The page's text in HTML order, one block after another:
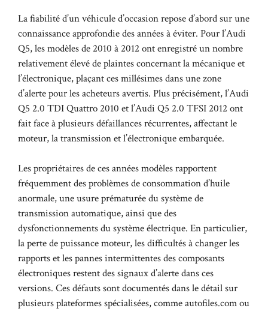
La fiabilité d’un véhicule d’occasion repose d’abord sur une
connaissance approfondie des années à éviter. Pour l’Audi
Q5, les modèles de 2010 à 2012 ont enregistré un nombre
relativement élevé de plaintes concernant la mécanique et
l’électronique, plaçant ces millésimes dans une zone
d’alerte pour les acheteurs avertis. Plus précisément, l’Audi
Q5 2.0 TDI Quattro 2010 et l’Audi Q5 2.0 TFSI 2012 ont
fait face à plusieurs défaillances récurrentes, affectant le
moteur, la transmission et l’électronique embarquée.
Les propriétaires de ces années modèles rapportent
fréquemment des problèmes de consommation d’huile
anormale, une usure prématurée du système de
transmission automatique, ainsi que des
dysfonctionnements du système électrique. En particulier,
la perte de puissance moteur, les difficultés à changer les
rapports et les pannes intermittentes des composants
électroniques restent des signaux d’alerte dans ces
versions. Ces défauts sont documentés dans le détail sur
plusieurs plateformes spécialisées, commeautofiles.comou